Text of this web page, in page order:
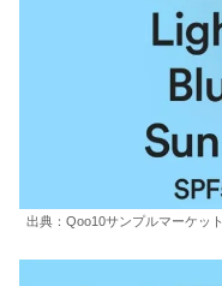
出典：Qoo10サンプルマーケット